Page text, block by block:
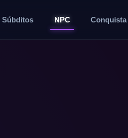
Súbditos NPC Conquista